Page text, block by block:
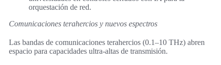
orquestación de red.
Comunicaciones terahercios y nuevos espectros
Las bandas de comunicaciones terahercios (0.1–10 THz) abren
espacio para capacidades ultra-altas de transmisión.